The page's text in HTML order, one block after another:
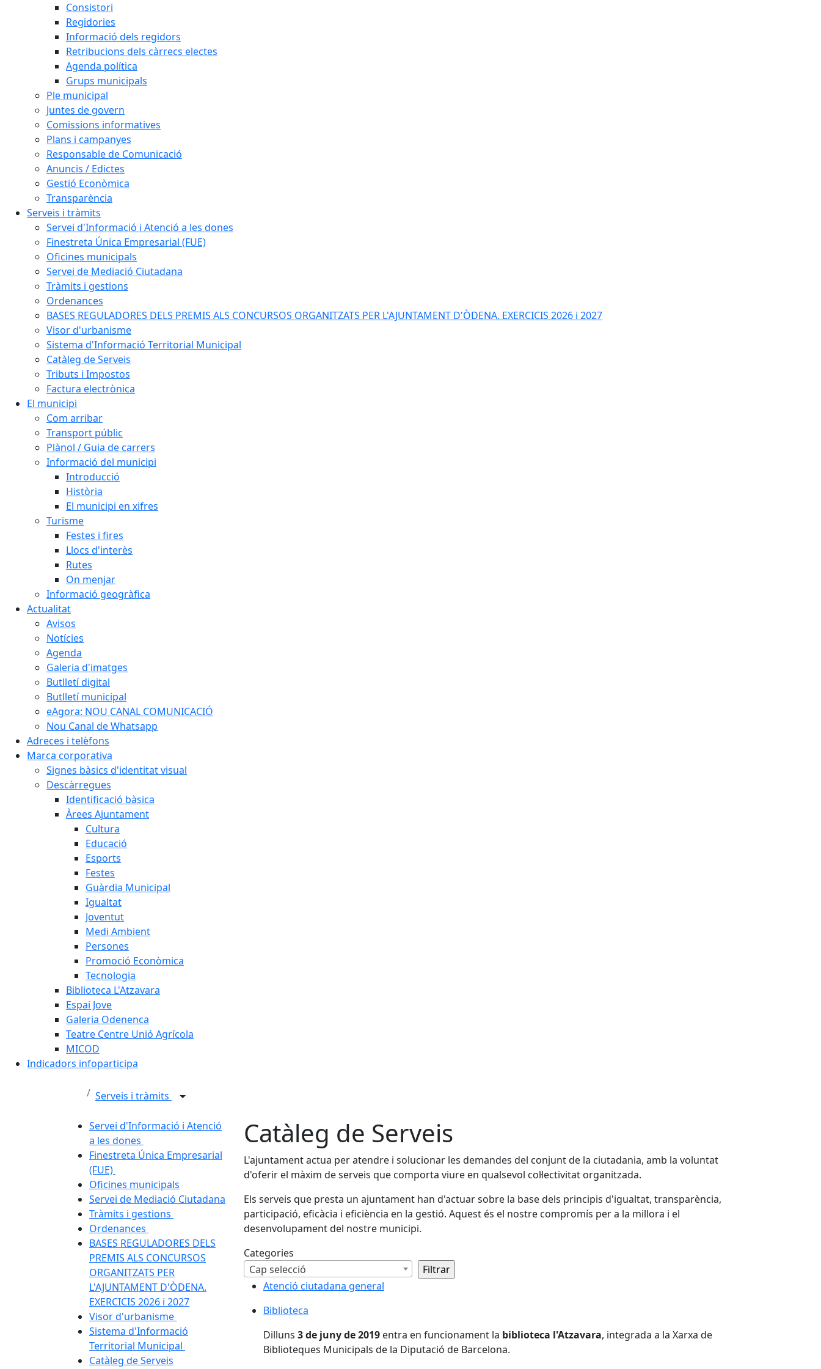
Consistori
Regidories
Informació dels regidors
Retribucions dels càrrecs electes
Agenda política
Grups municipals
Ple municipal
Juntes de govern
Comissions informatives
Plans i campanyes
Responsable de Comunicació
Anuncis / Edictes
Gestió Econòmica
Transparència
Serveis i tràmits
Servei d'Informació i Atenció a les dones
Finestreta Única Empresarial (FUE)
Oficines municipals
Servei de Mediació Ciutadana
Tràmits i gestions
Ordenances
BASES REGULADORES DELS PREMIS ALS CONCURSOS ORGANITZATS PER L'AJUNTAMENT D'ÒDENA. EXERCICIS 2026 i 2027
Visor d'urbanisme
Sistema d'Informació Territorial Municipal
Catàleg de Serveis
Tributs i Impostos
Factura electrònica
El municipi
Com arribar
Transport públic
Plànol / Guia de carrers
Informació del municipi
Introducció
Història
El municipi en xifres
Turisme
Festes i fires
Llocs d'interès
Rutes
On menjar
Informació geogràfica
Actualitat
Avisos
Notícies
Agenda
Galeria d'imatges
Butlletí digital
Butlletí municipal
eAgora: NOU CANAL COMUNICACIÓ
Nou Canal de Whatsapp
Adreces i telèfons
Marca corporativa
Signes bàsics d'identitat visual
Descàrregues
Identificació bàsica
Àrees Ajuntament
Cultura
Educació
Esports
Festes
Guàrdia Municipal
Igualtat
Joventut
Medi Ambient
Persones
Promoció Econòmica
Tecnologia
Biblioteca L'Atzavara
Espai Jove
Galeria Odenenca
Teatre Centre Unió Agrícola
MICOD
Indicadors infoparticipa
Serveis i tràmits
Servei d'Informació i Atenció
a les dones
Finestreta Única Empresarial
(FUE)
Oficines municipals
Servei de Mediació Ciutadana
Tràmits i gestions
Ordenances
BASES REGULADORES DELS
PREMIS ALS CONCURSOS
ORGANITZATS PER
L'AJUNTAMENT D'ÒDENA.
EXERCICIS 2026 i 2027
Visor d'urbanisme
Sistema d'Informació
Territorial Municipal
Catàleg de Serveis
Catàleg de Serveis
L'ajuntament actua per atendre i solucionar les demandes del conjunt de la ciutadania, amb la voluntat
d'oferir el màxim de serveis que comporta viure en qualsevol col·lectivitat organitzada.
Els serveis que presta un ajuntament han d'actuar sobre la base dels principis d'igualtat, transparència,
participació, eficàcia i eficiència en la gestió. Aquest és el nostre compromís per a la millora i el
desenvolupament del nostre municipi.
Categories
Cap selecció
Atenció ciutadana general
Atenció ciutadana general
Biblioteca
Biblioteca
Dilluns 3 de juny de 2019 entra en funcionament la biblioteca l'Atzavara, integrada a la Xarxa de
Biblioteques Municipals de la Diputació de Barcelona.